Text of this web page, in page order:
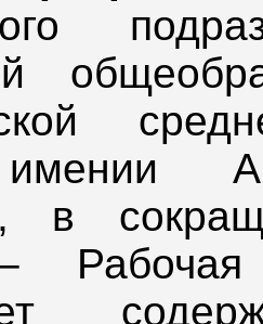
в
Рабочая